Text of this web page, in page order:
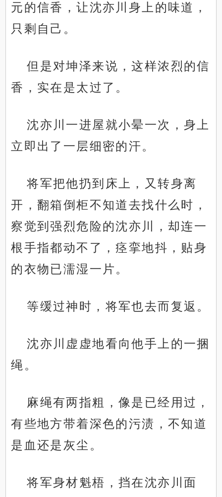
元的信香，让沈亦川身上的味道，
只剩自己。
但是对坤泽来说，这样浓烈的信
香，实在是太过了。
沈亦川一进屋就小晕一次，身上
立即出了一层细密的汗。
将军把他扔到床上，又转身离
开，翻箱倒柜不知道去找什么时，
察觉到强烈危险的沈亦川，却连一
根手指都动不了，痉挛地抖，贴身
的衣物已濡湿一片。
等缓过神时，将军也去而复返。
沈亦川虚虚地看向他手上的一捆
绳。
麻绳有两指粗，像是已经用过，
有些地方带着深色的污渍，不知道
是血还是灰尘。
将军身材魁梧，挡在沈亦川面